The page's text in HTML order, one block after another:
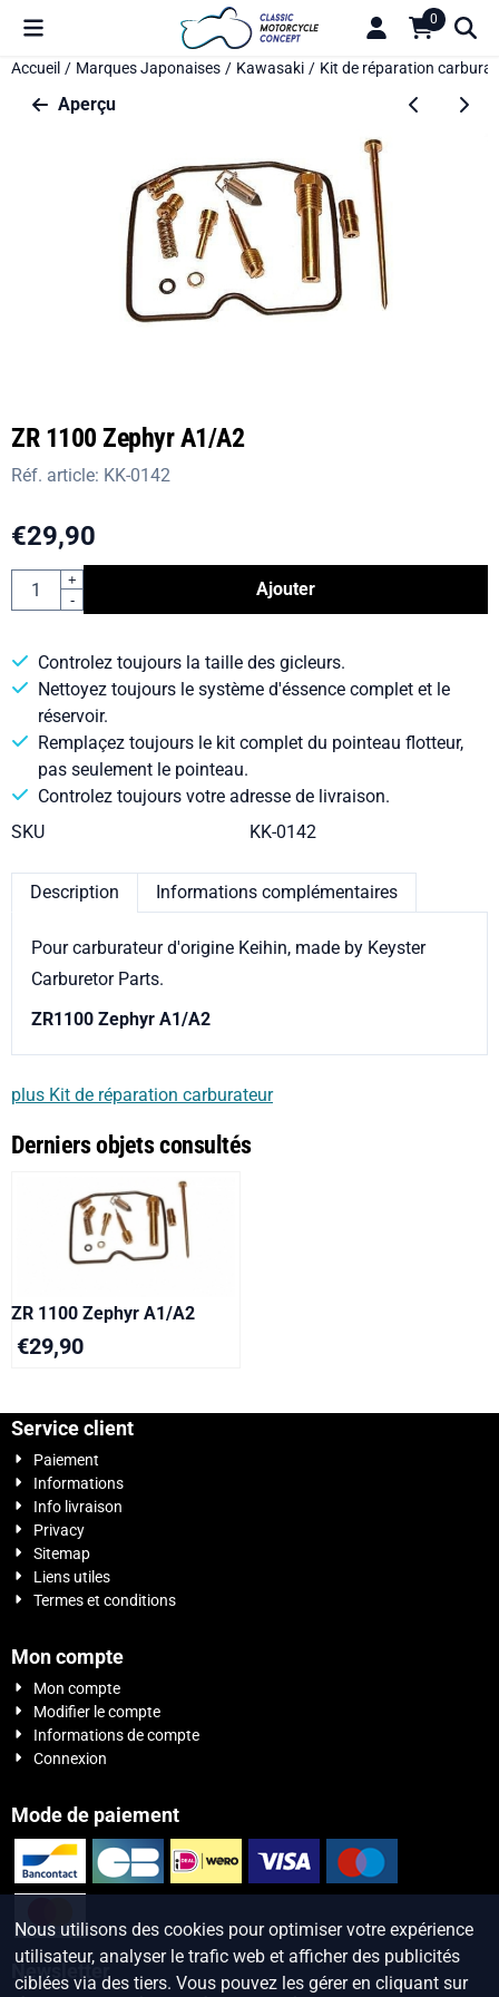
Préférences de cookies disponibles. Choisissez les paramètres
0
Accueil / Marques Japonaises / Kawasaki / Kit de réparation
Aperçu
ZR 1100 Zephyr A1/A2
Réf. article: KK-0142
€29,90
Quantité
+
-
Ajouter
Controlez toujours la taille des gicleurs.
Nettoyez toujours le système d'éssence complet et le
réservoir.
Remplaçez toujours le kit complet du pointeau flotteur,
pas seulement le pointeau.
Controlez toujours votre adresse de livraison.
SKU
KK-0142
Description Informations complémentaires
Pour carburateur d'origine Keihin, made by Keyster
Carburetor Parts.
ZR1100 Zephyr A1/A2
plus Kit de réparation carburateur
Derniers objets consultés
ZR 1100 Zephyr A1/A2
€29,90
Service client
Paiement
Informations
Info livraison
Privacy
Sitemap
Liens utiles
Termes et conditions
Mon compte
Mon compte
Modifier le compte
Informations de compte
Connexion
Mode de paiement
Newsletter
Nous utilisons des cookies pour optimiser votre expérience
utilisateur, analyser le trafic web et afficher des publicités
ciblées via des tiers. Vous pouvez les gérer en cliquant sur